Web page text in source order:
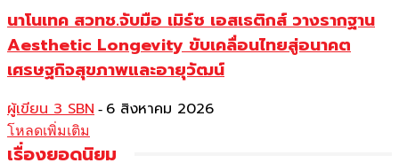
นาโนเทค สวทช.จับมือ เมิร์ซ เอสเธติกส์ วางรากฐาน
Aesthetic Longevity ขับเคลื่อนไทยสู่อนาคต
เศรษฐกิจสุขภาพและอายุวัฒน์
ผู้เขียน 3 SBN - 6 สิงหาคม 2026
โหลดเพิ่มเติม
เรื่องยอดนิยม